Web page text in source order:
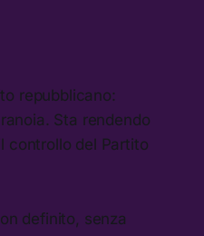
repubblicano:
Sta rendendo
controllo del Partito
definito, senza